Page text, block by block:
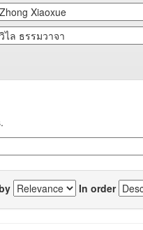
In order